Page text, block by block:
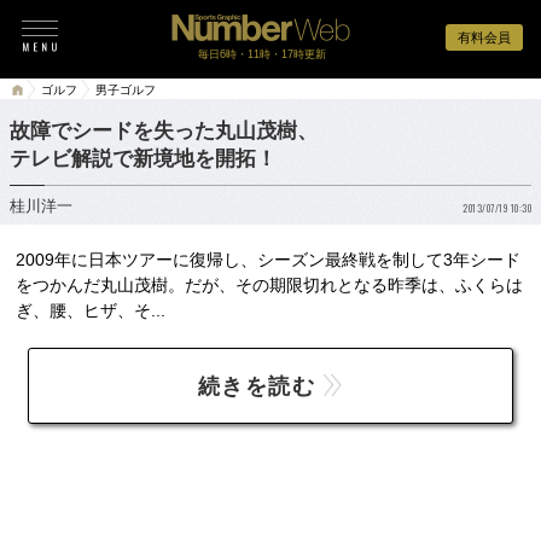
有料会員
毎日6時・11時・17時更新
ゴルフ 男子ゴルフ
故障でシードを失った丸山茂樹、
テレビ解説で新境地を開拓！
桂川洋一 2013/07/19 10:30
2009年に日本ツアーに復帰し、シーズン最終戦を制して3年シード
をつかんだ丸山茂樹。だが、その期限切れとなる昨季は、ふくらは
ぎ、腰、ヒザ、そ...
続きを読む